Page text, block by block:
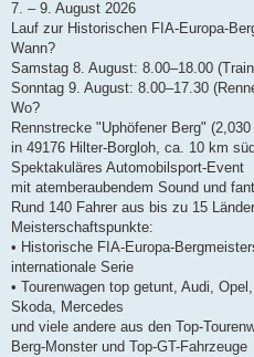
7. – 9. August 2026
Lauf zur Historischen FIA-Europa-
Wann?
Samstag 8. August: 8.00–18.00
Sonntag 9. August: 8.00–17.30
Wo?
Rennstrecke "Uphöfener Berg"
in 49176 Hilter-Borgloh, ca. 10 km
Spektakuläres Automobilsport-Event
mit atemberaubendem Sound und
Rund 140 Fahrer aus bis zu 15
Meisterschaftspunkte:
• Historische FIA-Europa-
internationale Serie
• Tourenwagen top getunt, Audi,
Skoda, Mercedes
und viele andere aus den Top-
Berg-Monster und Top-GT-Fahrzeuge